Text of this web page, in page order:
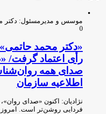
موسس و مدیرمسئول: دکتر
0
«دکتر محمد
رأی اعتماد گرفت/
صدای همه
اطلاعیه سازمان
نژادیان: اکنون «صدای
فردایی روشن‌تر است.